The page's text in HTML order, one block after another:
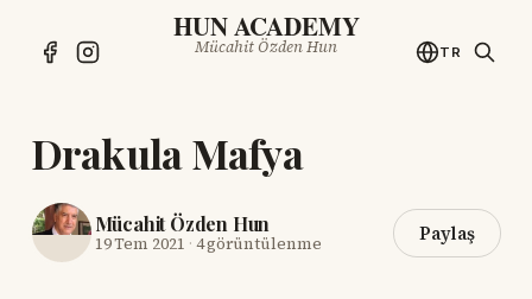
HUN ACADEMY
Mücahit Özden Hun TR
Drakula Mafya
Mücahit Özden Hun
19 Tem 2021 · 4 görüntülenme Paylaş